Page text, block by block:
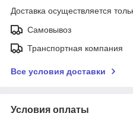
Доставка осуществляется
Самовывоз
Транспортная компания
Все условия доставки
Условия оплаты